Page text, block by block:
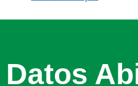
Datos